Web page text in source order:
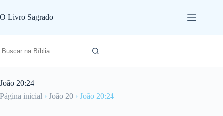
para
o
O Livro Sagrado
João 20:24
Página inicial › João 20 › João 20:24